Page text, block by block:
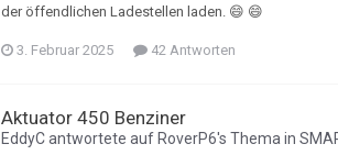
der öffendlichen Ladestellen laden. 😄 😄
3. Februar 2025 42 Antworten
Aktuator 450 Benziner
EddyCantwortete auf RoverP6's Thema in